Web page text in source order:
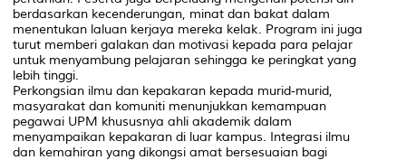
berdasarkan kecenderungan, minat dan bakat dalam
menentukan laluan kerjaya mereka kelak. Program ini juga
turut memberi galakan dan motivasi kepada para pelajar
untuk menyambung pelajaran sehingga ke peringkat yang
lebih tinggi.
Perkongsian ilmu dan kepakaran kepada murid-murid,
masyarakat dan komuniti menunjukkan kemampuan
pegawai UPM khususnya ahli akademik dalam
menyampaikan kepakaran di luar kampus. Integrasi ilmu
dan kemahiran yang dikongsi amat bersesuaian bagi